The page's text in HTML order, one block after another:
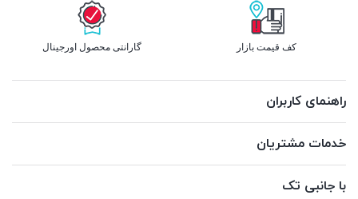
کف قیمت بازار گارانتی محصول اورجینال
راهنمای کاربران
خدمات مشتریان
با جانبی تک